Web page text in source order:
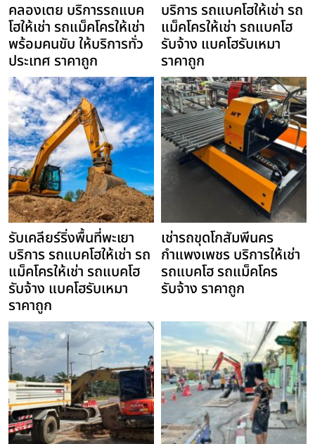
คลองเตย บริการรถแบค
โฮให้เช่า รถแม็คโครให้เช่า
พร้อมคนขับ ให้บริการทั่ว
ประเทศ ราคาถูก
บริการ รถแบคโฮให้เช่า รถ
แม็คโครให้เช่า รถแบคโฮ
รับจ้าง แบคโฮรับเหมา
ราคาถูก
รับเคลียร์ริ่งพื้นที่พะเยา
บริการ รถแบคโฮให้เช่า รถ
แม็คโครให้เช่า รถแบคโฮ
รับจ้าง แบคโฮรับเหมา
ราคาถูก
เช่ารถขุดโกสัมพีนคร
กำแพงเพชร บริการให้เช่า
รถแบคโฮ รถแม็คโคร
รับจ้าง ราคาถูก